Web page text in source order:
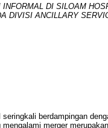
DI SILOAM
DIVISI ANCILLARY
berdampingan
merger